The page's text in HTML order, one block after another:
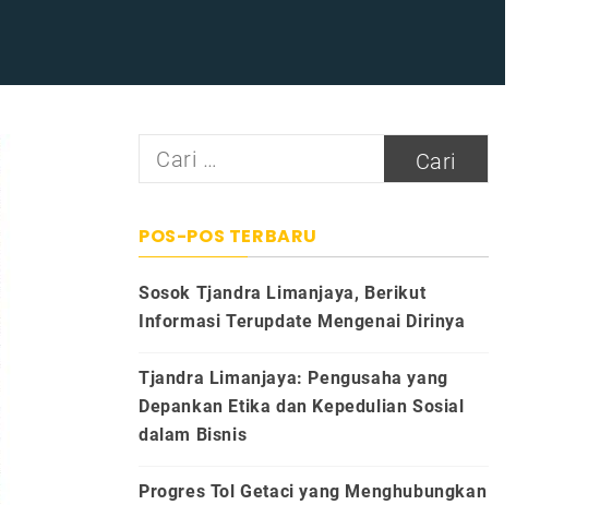
Cari
POS-POS TERBARU
Sosok Tjandra Limanjaya, Berikut
Informasi Terupdate Mengenai Dirinya
Tjandra Limanjaya: Pengusaha yang
Depankan Etika dan Kepedulian Sosial
dalam Bisnis
Progres Tol Getaci yang Menghubungkan